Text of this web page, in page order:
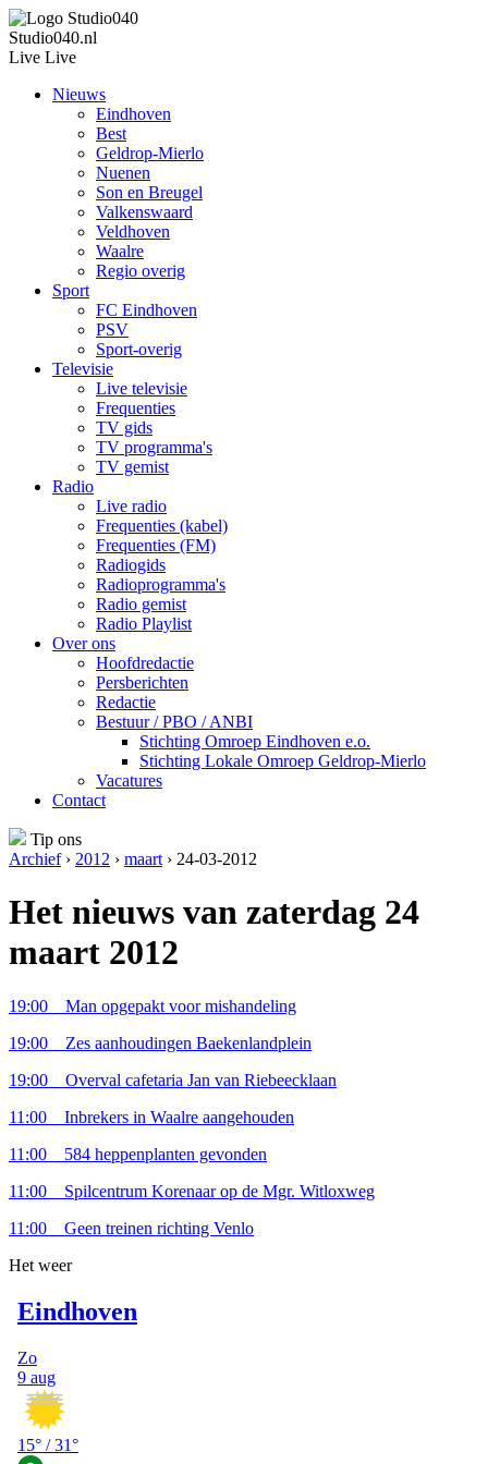
Studio040.nl
Live Live
Nieuws
Eindhoven
Best
Geldrop-Mierlo
Nuenen
Son en Breugel
Valkenswaard
Veldhoven
Waalre
Regio overig
Sport
FC Eindhoven
PSV
Sport-overig
Televisie
Live televisie
Frequenties
TV gids
TV programma's
TV gemist
Radio
Live radio
Frequenties (kabel)
Frequenties (FM)
Radiogids
Radioprogramma's
Radio gemist
Radio Playlist
Over ons
Hoofdredactie
Persberichten
Redactie
Bestuur / PBO / ANBI
Stichting Omroep Eindhoven e.o.
Stichting Lokale Omroep Geldrop-Mierlo
Vacatures
Contact
Tip ons
Archief› 2012 › maart › 24-03-2012
Het nieuws van zaterdag 24
maart 2012
19:00 Man opgepakt voor mishandeling
19:00 Zes aanhoudingen Baekenlandplein
19:00 Overval cafetaria Jan van Riebeecklaan
11:00 Inbrekers in Waalre aangehouden
11:00 584 heppenplanten gevonden
11:00 Spilcentrum Korenaar op de Mgr. Witloxweg
11:00 Geen treinen richting Venlo
Het weer